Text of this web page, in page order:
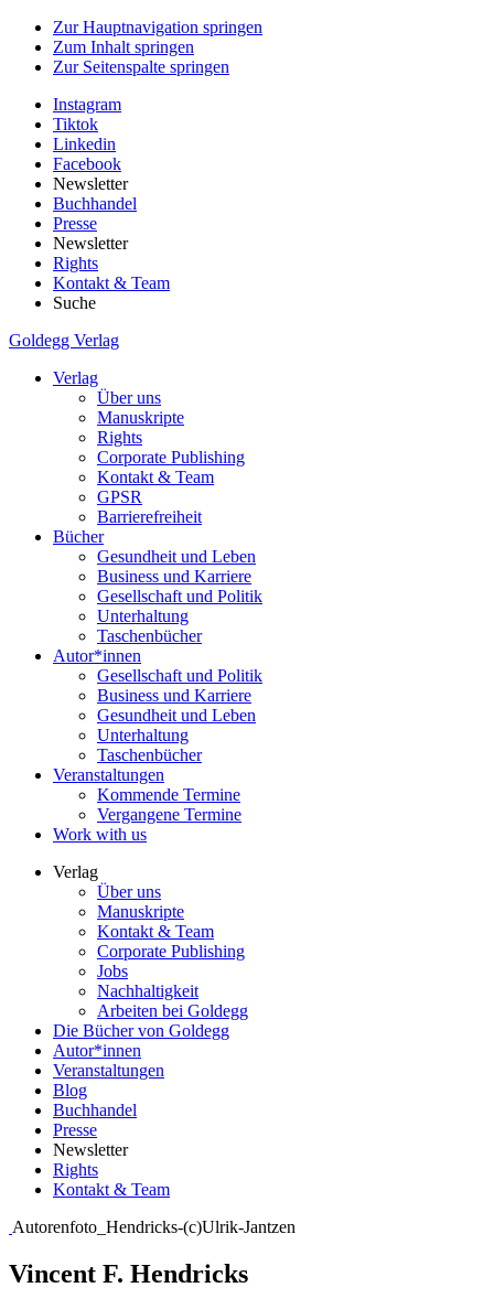
Zur Hauptnavigation springen
Zum Inhalt springen
Zur Seitenspalte springen
Instagram
Tiktok
Linkedin
Facebook
Newsletter
Buchhandel
Presse
Newsletter
Rights
Kontakt & Team
Suche
Goldegg Verlag
Verlag
Über uns
Manuskripte
Rights
Corporate Publishing
Kontakt & Team
GPSR
Barrierefreiheit
Bücher
Gesundheit und Leben
Business und Karriere
Gesellschaft und Politik
Unterhaltung
Taschenbücher
Autor*innen
Gesellschaft und Politik
Business und Karriere
Gesundheit und Leben
Unterhaltung
Taschenbücher
Veranstaltungen
Kommende Termine
Vergangene Termine
Work with us
Verlag
Über uns
Manuskripte
Kontakt & Team
Corporate Publishing
Jobs
Nachhaltigkeit
Arbeiten bei Goldegg
Die Bücher von Goldegg
Autor*innen
Veranstaltungen
Blog
Buchhandel
Presse
Newsletter
Rights
Kontakt & Team
Autorenfoto_Hendricks-(c)Ulrik-Jantzen
Vincent F. Hendricks